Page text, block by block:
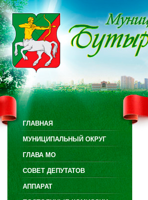
ГЛАВНАЯ
МУНИЦИПАЛЬНЫЙ ОКРУГ
ГЛАВА МО
СОВЕТ ДЕПУТАТОВ
АППАРАТ